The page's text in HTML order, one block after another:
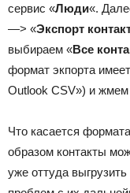
сервис «Люди«.
—> «Экспорт
выбираем «Все
формат экпорта
Outlook CSV») и жмем
Что касается
образом контакты
уже оттуда